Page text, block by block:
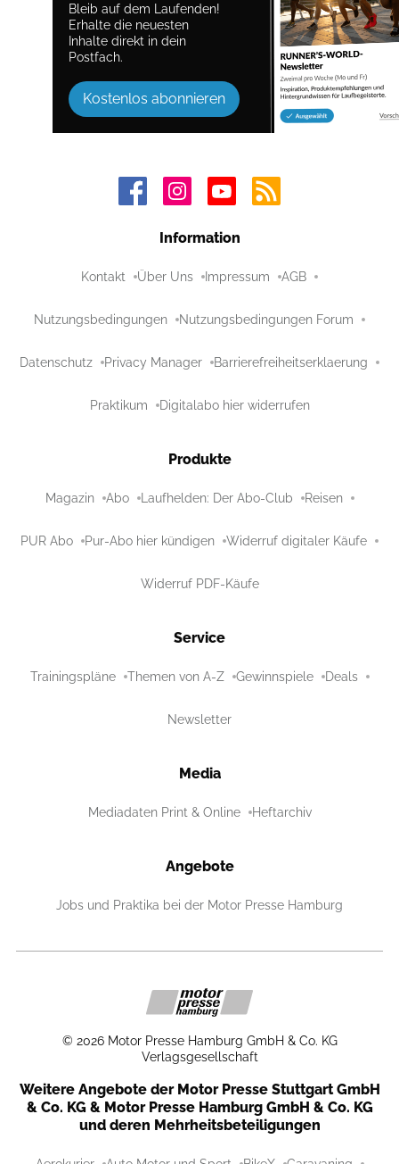
Bleib auf dem Laufenden!
Erhalte die neuesten
Inhalte direkt in dein
Postfach.
Kostenlos abonnieren
Information
Kontakt Über Uns Impressum AGB
Nutzungsbedingungen Nutzungsbedingungen Forum
Datenschutz Privacy Manager Barrierefreiheitserklaerung
Praktikum Digitalabo hier widerrufen
Produkte
Magazin Abo Laufhelden: Der Abo-Club Reisen
PUR Abo Pur-Abo hier kündigen Widerruf digitaler Käufe
Widerruf PDF-Käufe
Service
Trainingspläne Themen von A-Z Gewinnspiele Deals
Newsletter
Media
Mediadaten Print & Online Heftarchiv
Angebote
Jobs und Praktika bei der Motor Presse Hamburg
© 2026 Motor Presse Hamburg GmbH & Co. KG
Verlagsgesellschaft
Weitere Angebote der Motor Presse Stuttgart GmbH
& Co. KG & Motor Presse Hamburg GmbH & Co. KG
und deren Mehrheitsbeteiligungen